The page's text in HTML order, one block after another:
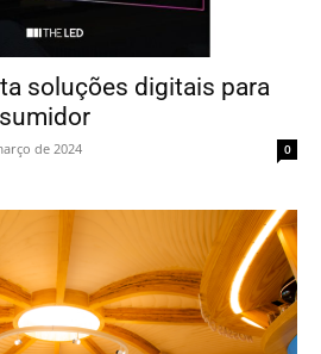
soluções digitais para
de 2024 0